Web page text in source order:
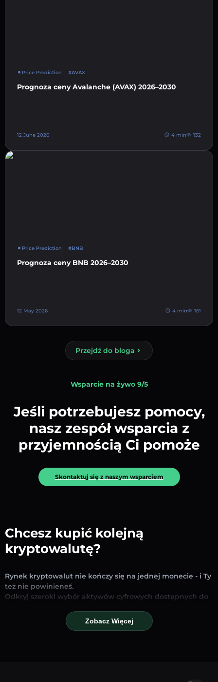
Price Prediction #AVAX
Prognoza ceny Avalanche (AVAX) 2026–2030
12 June 2026 4 min 132
Price Prediction #BNB
Prognoza ceny BNB 2026–2030
12 May 2026 4 min 161
Przejdź do bloga
Wsparcie na żywo 9/5
Jeśli potrzebujesz pomocy,
nasz zespół wsparcia z
przyjemnością Ci pomoże
Skontaktuj się z naszym wsparciem
Chcesz kupić kolejną
kryptowalutę?
Rynek kryptowalut nie kończy się na jednej monecie - i Ty
też nie powinieneś.
Odkryj szeroki wybór aktywów cyfrowych dostępnych do
tego, czy szukasz uznanych stablecoinów, obiecujących
altcoinów czy nowych trendujących tokenów – znajdziesz
Zobacz Więcej